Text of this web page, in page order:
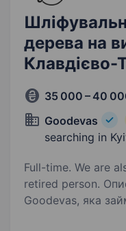
дерева на
Клавдієво-
35 000 – 40
Goodevas
searching in
Full-time. We are
retired person. Опис вакансіїМи — компанія
Goodevas, яка